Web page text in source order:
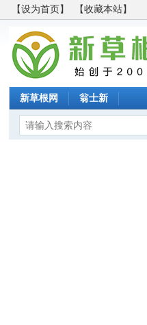
【设为首页】 【收藏本站】
新草根网 翁士新